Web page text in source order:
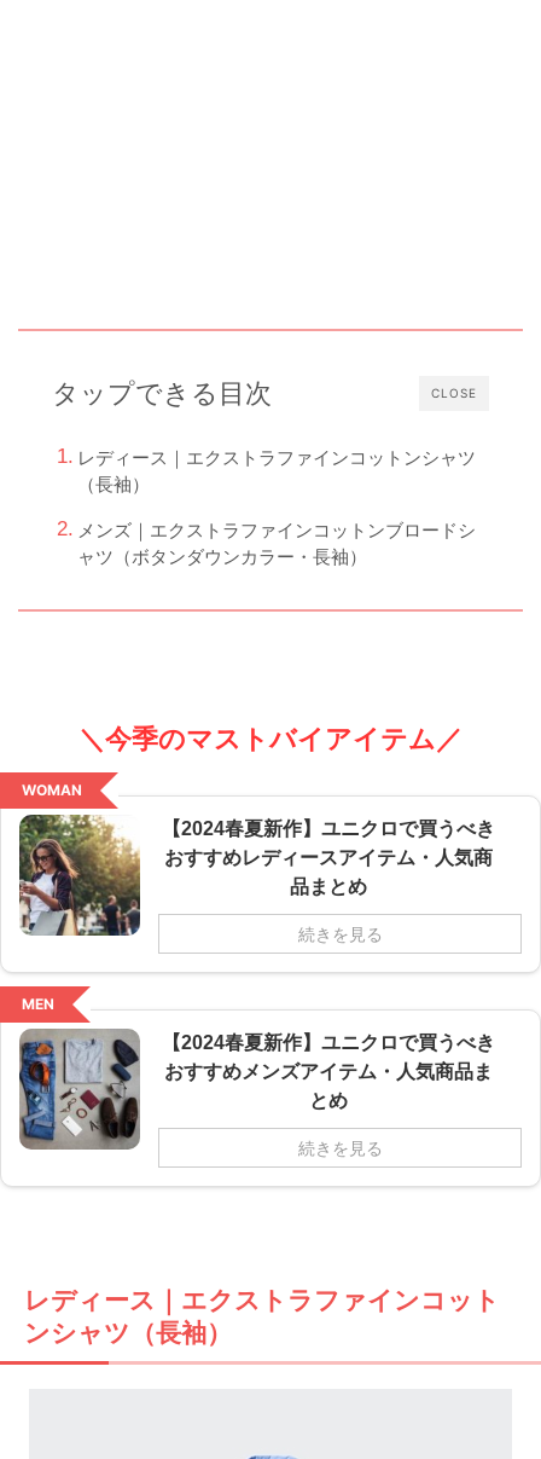
CLOSE
タップできる目次
レディース｜エクストラファインコットンシャツ
（長袖）
メンズ｜エクストラファインコットンブロードシ
ャツ（ボタンダウンカラー・長袖）
＼今季のマストバイアイテム／
WOMAN
【2024春夏新作】ユニクロで買うべき
おすすめレディースアイテム・人気商
品まとめ
続きを見る
MEN
【2024春夏新作】ユニクロで買うべき
おすすめメンズアイテム・人気商品ま
とめ
続きを見る
レディース｜エクストラファインコット
ンシャツ（長袖）